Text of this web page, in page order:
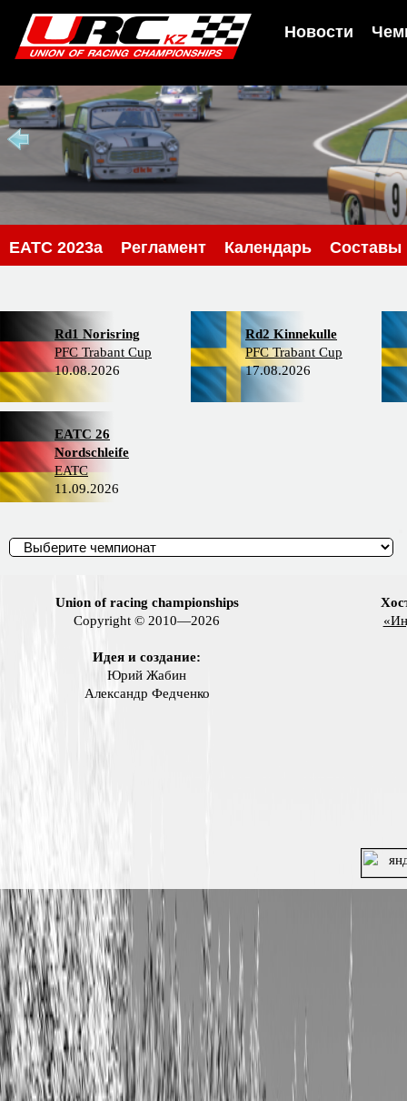
Новости
EATC 2023a Регламент Календарь Составы
Rd1 Norisring
PFC Trabant Cup
10.08.2026
Rd2 Kinnekulle
PFC Trabant Cup
17.08.2026
EATC 26
Nordschleife
EATC
11.09.2026
Union of racing championships
Copyright © 2010—2026
Идея и создание:
Юрий Жабин
Александр Федченко